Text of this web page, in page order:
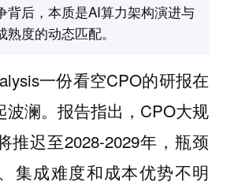
背后，本质是AI算力架构演进与
度的动态匹配。
一份看空CPO的研报在
波澜。报告指出，CPO大规
推迟至2028-2029年，瓶颈
集成难度和成本优势不明